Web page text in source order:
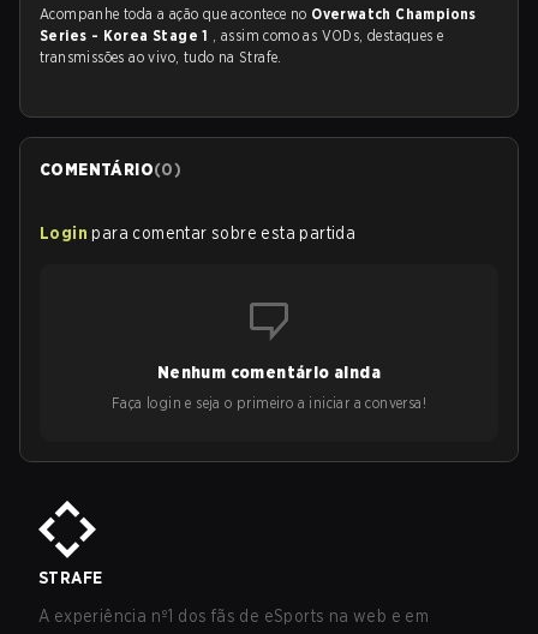
Acompanhe toda a ação que acontece no Overwatch Champions
Series - Korea Stage 1 , assim como as VODs, destaques e
transmissões ao vivo, tudo na Strafe.
COMENTÁRIO(0)
Login para comentar sobre esta partida
Nenhum comentário ainda
Faça login e seja o primeiro a iniciar a conversa!
STRAFE
A experiência nº1 dos fãs de eSports na web e em